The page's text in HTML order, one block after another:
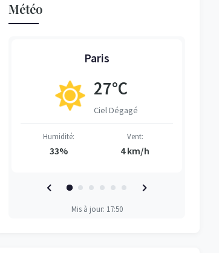
Météo
Paris
27°C
Ciel Dégagé
Humidité:
33%
Vent:
4 km/h
Mis à jour: 17:50